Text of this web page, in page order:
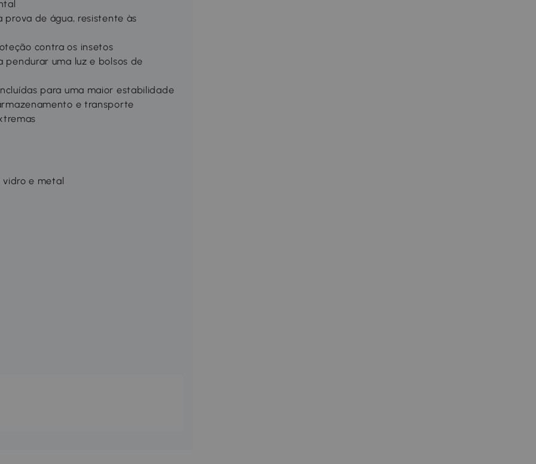
de água, resistente às
contra os insetos
uma luz e bolsos de
para uma maior estabilidade
e transporte
vidro e metal